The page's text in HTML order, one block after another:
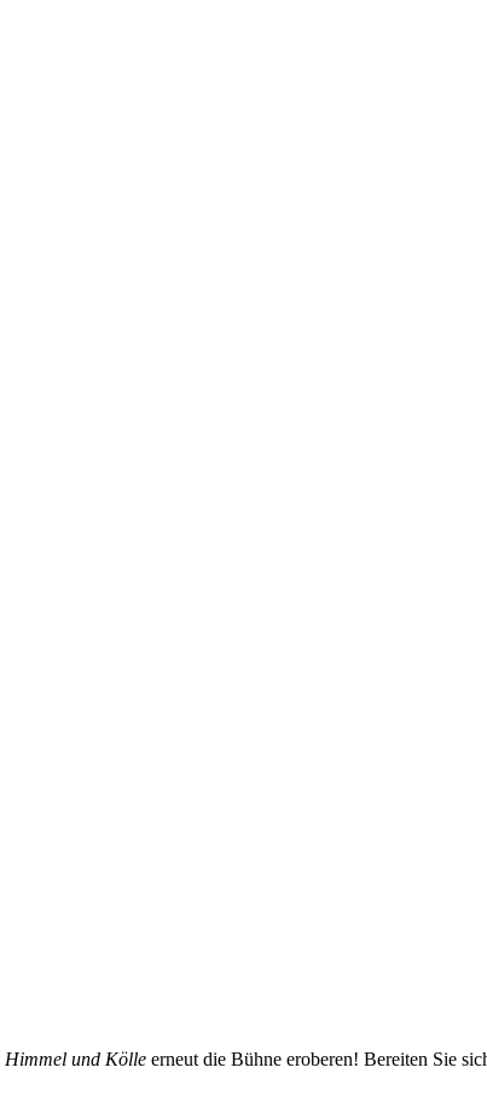
Himmel und Kölle erneut die Bühne eroberen! Bereiten Sie